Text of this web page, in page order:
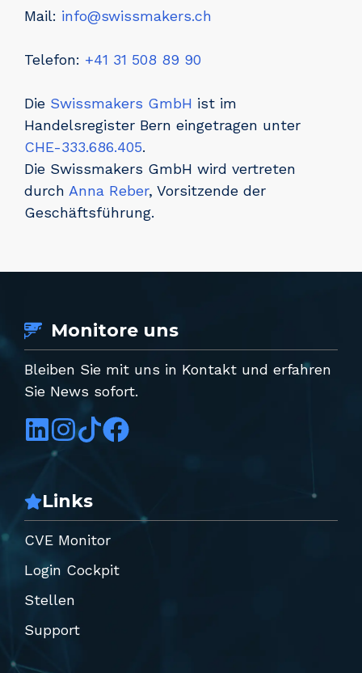
Mail: info@swissmakers.ch
Telefon: +41 31 508 89 90
Die Swissmakers GmbH ist im
Handelsregister Bern eingetragen unter
CHE-333.686.405.
Die Swissmakers GmbH wird vertreten
durch Anna Reber, Vorsitzende der
Geschäftsführung.
Monitore uns
Bleiben Sie mit uns in Kontakt und erfahren
Sie News sofort.
Links
CVE Monitor
Login Cockpit
Stellen
Support